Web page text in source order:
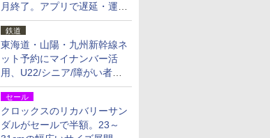
月終了。アプリで遅延・運休
も確認可能に
鉄道
東海道・山陽・九州新幹線ネ
ット予約にマイナンバー活
用、U22/シニア/障がい者割
を9月15日から発売
セール
クロックスのリカバリーサン
ダルがセールで半額。23～